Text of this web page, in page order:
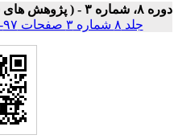
۳ - ( پژوهش های سیاسی جهان اسلام ۱۳۹۷ )
جلد ۸ شماره ۳ صفحات ۹۷-۷۵